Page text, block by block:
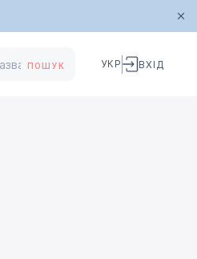
ПОШУК УКР ВХІД